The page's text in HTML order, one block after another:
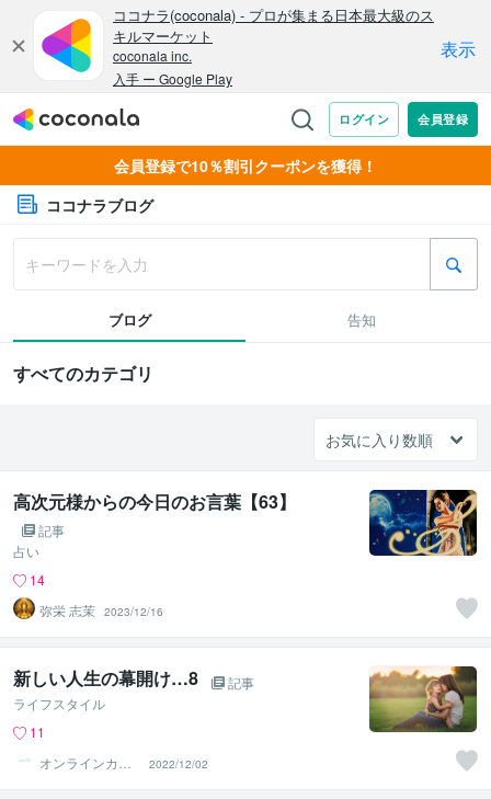
会員登録で10％割引クーポンを獲得！
ココナラブログ
ブログ 告知
すべてのカテゴリ
高次元様からの今日のお言葉【63】
記事
占い
14
弥栄 志茉 2023/12/16
新しい人生の幕開け…8
記事
ライフスタイル
11
オンラインカウ
ンセリング ヒカ
リ
2022/12/02